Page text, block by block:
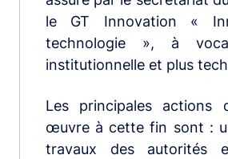
le GT Innovation «
technologie », à
institutionnelle et plus
Les principales actions
œuvre à cette fin sont :
travaux des autorités